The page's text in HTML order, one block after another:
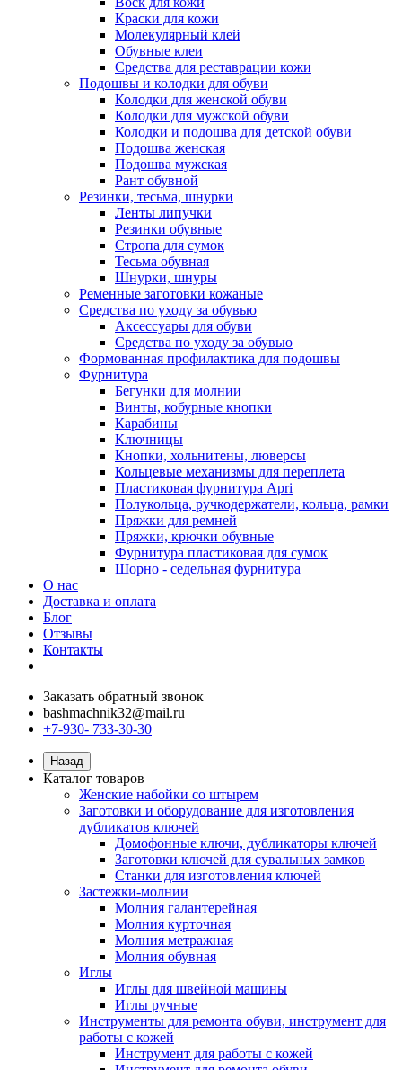
Краски для кожи
Молекулярный клей
Обувные клеи
Средства для реставрации кожи
Подошвы и колодки для обуви
Колодки для женской обуви
Колодки для мужской обуви
Колодки и подошва для детской обуви
Подошва женская
Подошва мужская
Рант обувной
Резинки, тесьма, шнурки
Ленты липучки
Резинки обувные
Стропа для сумок
Тесьма обувная
Шнурки, шнуры
Ременные заготовки кожаные
Средства по уходу за обувью
Аксессуары для обуви
Средства по уходу за обувью
Формованная профилактика для подошвы
Фурнитура
Бегунки для молнии
Винты, кобурные кнопки
Карабины
Ключницы
Кнопки, хольнитены, люверсы
Кольцевые механизмы для переплета
Пластиковая фурнитура Apri
Полукольца, ручкодержатели, кольца, рамки
Пряжки для ремней
Пряжки, крючки обувные
Фурнитура пластиковая для сумок
Шорно - седельная фурнитура
О нас
Доставка и оплата
Блог
Отзывы
Контакты
Заказать обратный звонок
bashmachnik32@mail.ru
+7-930- 733-30-30
Назад
Каталог товаров
Женские набойки со штырем
Заготовки и оборудование для изготовления
дубликатов ключей
Домофонные ключи, дубликаторы ключей
Заготовки ключей для сувальных замков
Станки для изготовления ключей
Застежки-молнии
Молния галантерейная
Молния курточная
Молния метражная
Молния обувная
Иглы
Иглы для швейной машины
Иглы ручные
Инструменты для ремонта обуви, инструмент для
работы с кожей
Инструмент для работы с кожей